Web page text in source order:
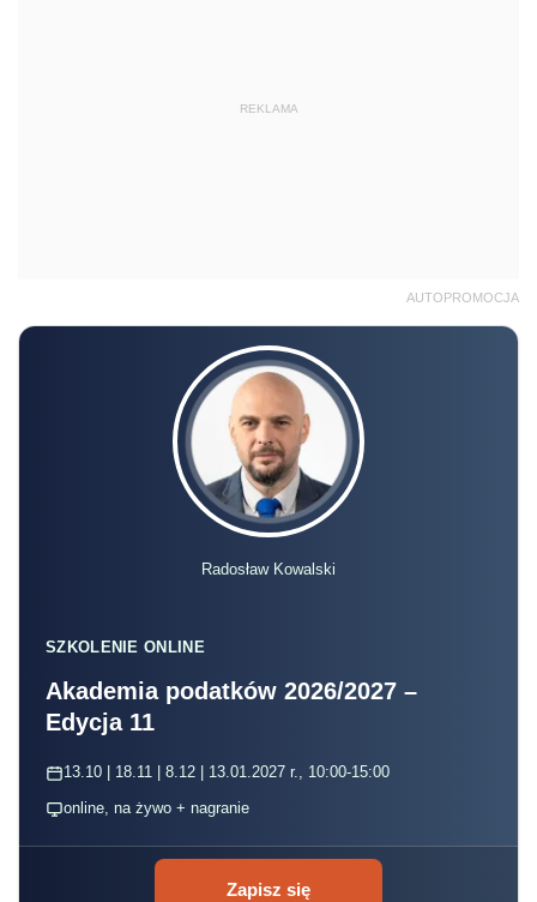
REKLAMA
AUTOPROMOCJA
Radosław Kowalski
SZKOLENIE ONLINE
Akademia podatków 2026/2027 –
Edycja 11
13.10 | 18.11 | 8.12 | 13.01.2027 r., 10:00-15:00
online, na żywo + nagranie
Zapisz się